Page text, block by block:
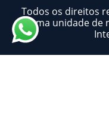
Todos os direitos
(uma unidade de
Olá! 👋!
Podemos te